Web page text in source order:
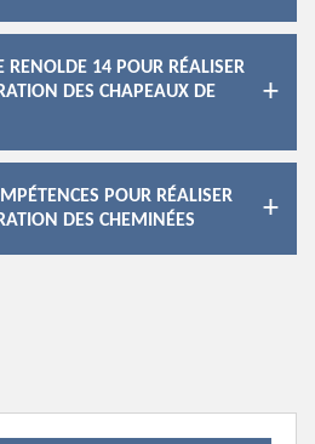
RENOLDE 14 POUR RÉALISER
DES CHAPEAUX DE
POUR RÉALISER
DES CHEMINÉES